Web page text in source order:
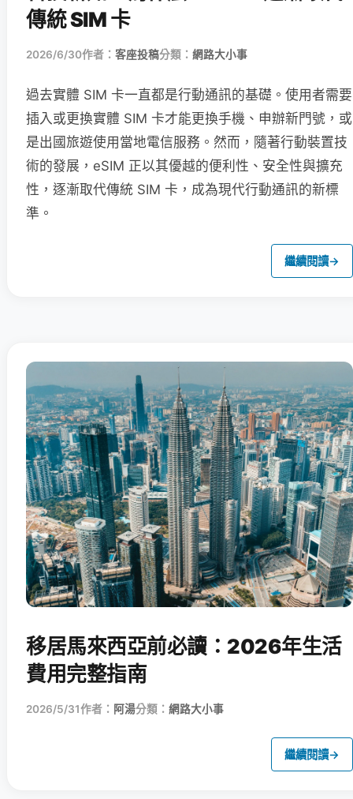
傳統 SIM 卡
2026/6/30作者： 客座投稿分類： 網路大小事
過去實體 SIM 卡一直都是行動通訊的基礎。使用者需要
插入或更換實體 SIM 卡才能更換手機、申辦新門號，或
是出國旅遊使用當地電信服務。然而，隨著行動裝置技
術的發展，eSIM 正以其優越的便利性、安全性與擴充
性，逐漸取代傳統 SIM 卡，成為現代行動通訊的新標
準。
繼續閱讀→
移居馬來西亞前必讀：2026年生活
費用完整指南
2026/5/31作者： 阿湯分類： 網路大小事
繼續閱讀→